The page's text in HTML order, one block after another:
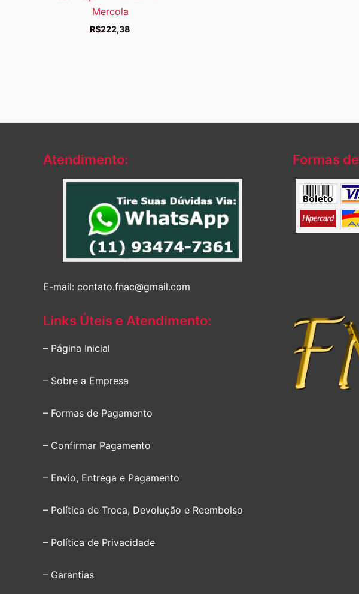
Mercola
R$222,38
Atendimento:
E-mail: contato.fnac@gmail.com
Links Úteis e Atendimento:
– Página Inicial
– Sobre a Empresa
– Formas de Pagamento
– Confirmar Pagamento
– Envio, Entrega e Pagamento
– Política de Troca, Devolução e Reembolso
– Política de Privacidade
– Garantias
Formas